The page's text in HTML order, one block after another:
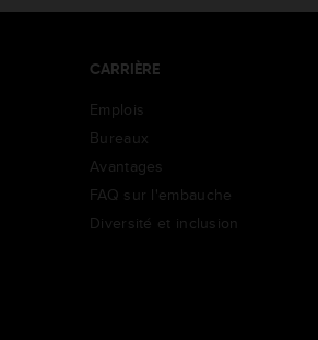
CARRIÈRE
Emplois
Bureaux
Avantages
FAQ sur l'embauche
Diversité et inclusion